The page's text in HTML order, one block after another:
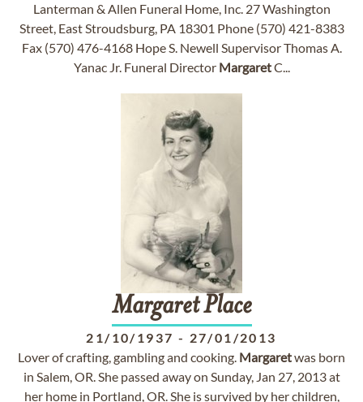
Lanterman & Allen Funeral Home, Inc. 27 Washington
Street, East Stroudsburg, PA 18301 Phone (570) 421-8383
Fax (570) 476-4168 Hope S. Newell Supervisor Thomas A.
Yanac Jr. Funeral Director MargaretC...
Margaret Place
21/10/1937 - 27/01/2013
Lover of crafting, gambling and cooking. Margaretwas born
in Salem, OR. She passed away on Sunday, Jan 27, 2013 at
her home in Portland, OR. She is survived by her children,